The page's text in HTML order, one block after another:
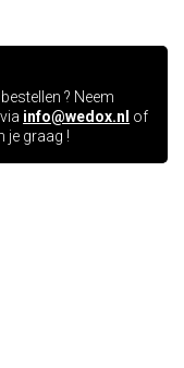
? Neem
info@wedox.nl of
je graag !